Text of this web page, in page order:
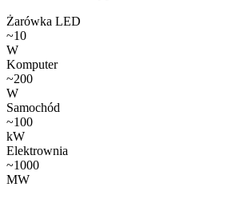
Żarówka LED
~10
W
Komputer
~200
W
Samochód
~100
kW
Elektrownia
~1000
MW